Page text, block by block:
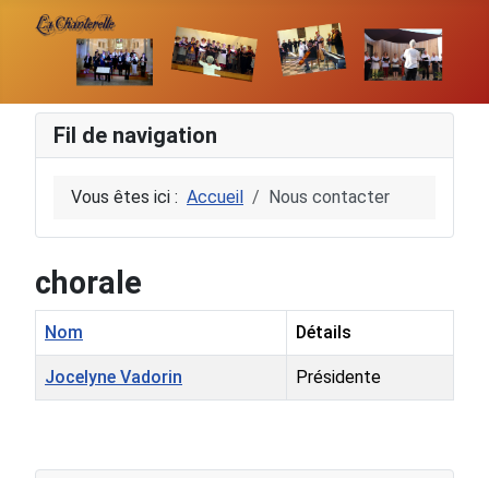
Fil de navigation
Vous êtes ici : Accueil Nous contacter
chorale
Nom Détails
Jocelyne Vadorin Présidente